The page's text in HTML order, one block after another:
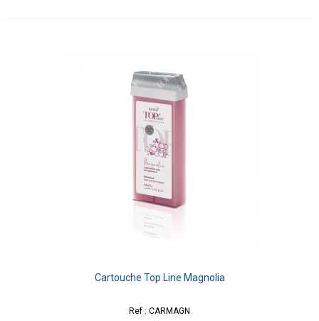
Cartouche Top Line Magnolia
Ref : CARMAGN